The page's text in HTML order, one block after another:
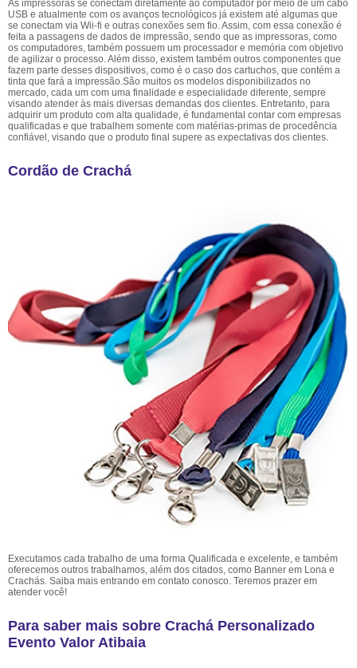
As impressoras se conectam diretamente ao computador por meio de um cabo
USB e atualmente com os avanços tecnológicos já existem até algumas que
se conectam via Wii-fi e outras conexões sem fio. Assim, com essa conexão é
feita a passagens de dados de impressão, sendo que as impressoras, como
os computadores, também possuem um processador e memória com objetivo
de agilizar o processo. Além disso, existem também outros componentes que
fazem parte desses dispositivos, como é o caso dos cartuchos, que contém a
tinta que fará a impressão.São muitos os modelos disponibilizados no
mercado, cada um com uma finalidade e especialidade diferente, sempre
visando atender às mais diversas demandas dos clientes. Entretanto, para
adquirir um produto com alta qualidade, é fundamental contar com empresas
qualificadas e que trabalhem somente com matérias-primas de procedência
confiável, visando que o produto final supere as expectativas dos clientes.
Cordão de Crachá
Executamos cada trabalho de uma forma Qualificada e excelente, e também
oferecemos outros trabalhamos, além dos citados, como Banner em Lona e
Crachás. Saiba mais entrando em contato conosco. Teremos prazer em
atender você!
Para saber mais sobre Crachá Personalizado
Evento Valor Atibaia